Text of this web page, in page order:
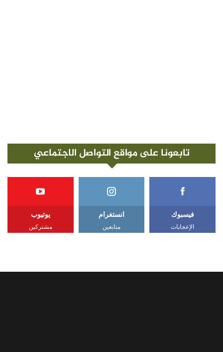
تابعونا على مواقع التواصل الاجتماعي
فيسبوك
الإعجابات
انستغرام
متابعين
يوتيوب
مشتركين